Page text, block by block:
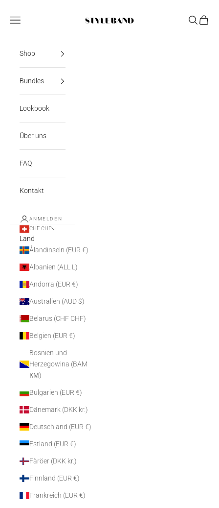
Navigationsmenü öffnen
Suche
Shop
Bundles
Lookbook
Über uns
FAQ
Kontakt
ANMELDEN
CHF CHF
Land
Ålandinseln (EUR €)
Albanien (ALL L)
Andorra (EUR €)
Australien (AUD $)
Belarus (CHF CHF)
Belgien (EUR €)
Bosnien und
Herzegowina (BAM
КМ)
Bulgarien (EUR €)
Dänemark (DKK kr.)
Deutschland (EUR €)
Estland (EUR €)
Färöer (DKK kr.)
Finnland (EUR €)
Frankreich (EUR €)